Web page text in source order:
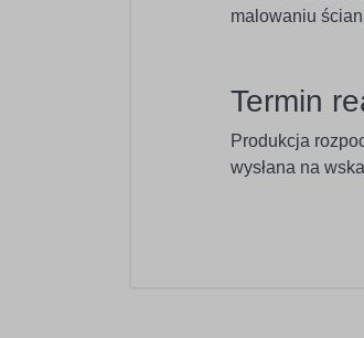
malowaniu
Termin
Produkcja
wysłana na